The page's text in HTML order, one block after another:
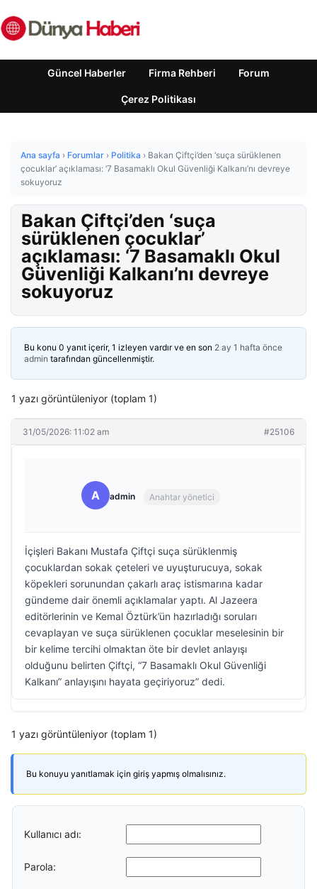
Güncel Haberler Firma Rehberi Forum
Çerez Politikası
Ana sayfa › Forumlar › Politika › Bakan Çiftçi’den ‘suça sürüklenen
çocuklar’ açıklaması: ‘7 Basamaklı Okul Güvenliği Kalkanı’nı devreye
sokuyoruz
Bakan Çiftçi’den ‘suça
sürüklenen çocuklar’
açıklaması: ‘7 Basamaklı Okul
Güvenliği Kalkanı’nı devreye
sokuyoruz
Bu konu 0 yanıt içerir, 1 izleyen vardır ve en son 2 ay 1 hafta önce
admin tarafından güncellenmiştir.
1 yazı görüntüleniyor (toplam 1)
31/05/2026: 11:02 am #25106
A admin Anahtar yönetici
İçişleri Bakanı Mustafa Çiftçi suça sürüklenmiş
çocuklardan sokak çeteleri ve uyuşturucuya, sokak
köpekleri sorunundan çakarlı araç istismarına kadar
gündeme dair önemli açıklamalar yaptı. Al Jazeera
editörlerinin ve Kemal Öztürk’ün hazırladığı soruları
cevaplayan ve suça sürüklenen çocuklar meselesinin bir
bir kelime tercihi olmaktan öte bir devlet anlayışı
olduğunu belirten Çiftçi, “7 Basamaklı Okul Güvenliği
Kalkanı” anlayışını hayata geçiriyoruz” dedi.
1 yazı görüntüleniyor (toplam 1)
Bu konuyu yanıtlamak için giriş yapmış olmalısınız.
Kullanıcı adı:
Parola: